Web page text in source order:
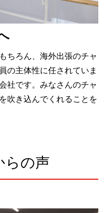
ちろん、海外出張のチャ
の主体性に任されていま
社です。みなさんのチャ
吹き込んでくれることを
らの声